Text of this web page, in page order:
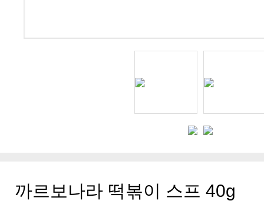
까르보나라 떡볶이 스프 40g